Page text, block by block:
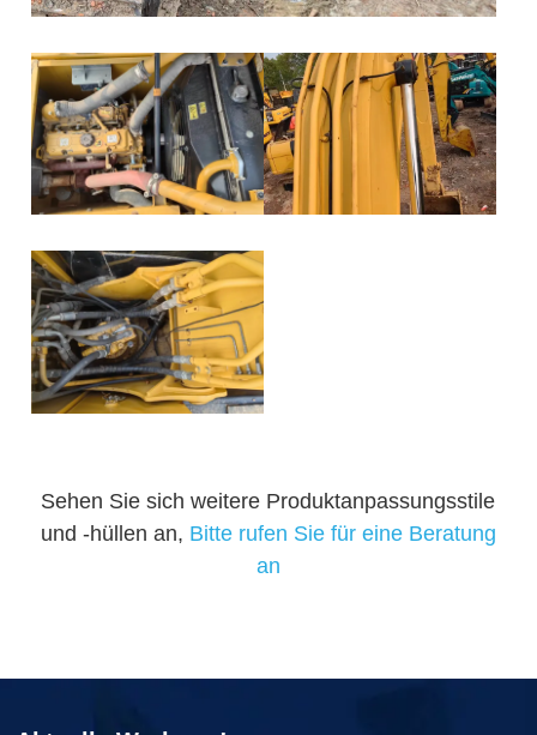
Sehen Sie sich weitere Produktanpassungsstile
und -hüllen an, Bitte rufen Sie für eine Beratung
an